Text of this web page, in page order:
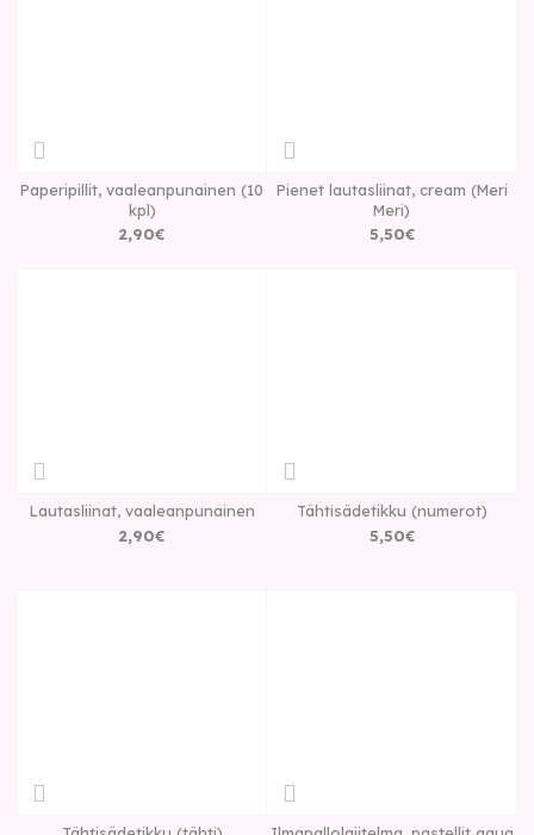
Paperipillit, vaaleanpunainen (10
kpl)
2,90€
Pienet lautasliinat, cream (Meri
Meri)
5,50€
Lautasliinat, vaaleanpunainen
2,90€
Tähtisädetikku (numerot)
5,50€